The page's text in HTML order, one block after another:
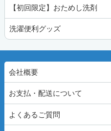
【初回限定】おためし洗剤
洗濯便利グッズ
会社概要
お支払・配送について
よくあるご質問